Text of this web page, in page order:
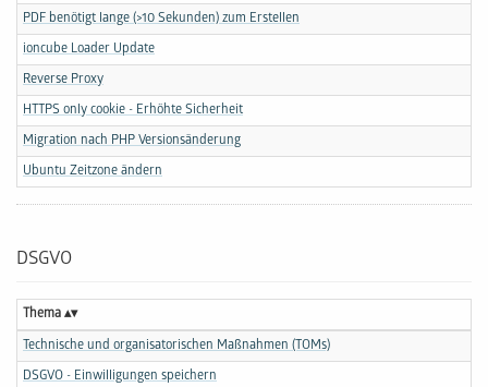
PDF benötigt lange (>10 Sekunden) zum Erstellen
ioncube Loader Update
Reverse Proxy
HTTPS only cookie - Erhöhte Sicherheit
Migration nach PHP Versionsänderung
Ubuntu Zeitzone ändern
DSGVO
Thema
Technische und organisatorischen Maßnahmen (TOMs)
DSGVO - Einwilligungen speichern